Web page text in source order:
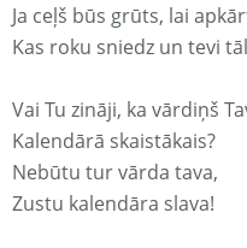
Ja ceļš būs grūts, lai
Kas roku sniedz un tevi
Vai Tu zināji, ka vārdiņš
Kalendārā skaistākais?
Nebūtu tur vārda tava,
Zustu kalendāra slava!